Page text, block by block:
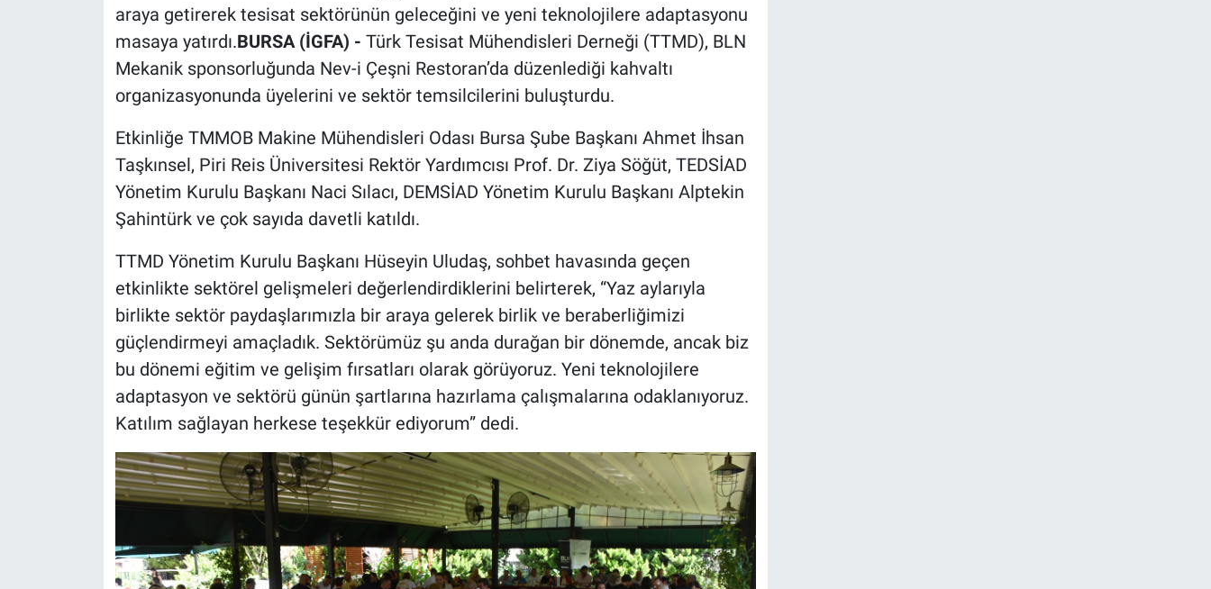
araya getirerek tesisat sektörünün geleceğini ve yeni teknolojilere adaptasyonu
masaya yatırdı.BURSA (İGFA) - Türk Tesisat Mühendisleri Derneği (TTMD), BLN
Mekanik sponsorluğunda Nev-i Çeşni Restoran’da düzenlediği kahvaltı
organizasyonunda üyelerini ve sektör temsilcilerini buluşturdu.
Etkinliğe TMMOB Makine Mühendisleri Odası Bursa Şube Başkanı Ahmet İhsan
Taşkınsel, Piri Reis Üniversitesi Rektör Yardımcısı Prof. Dr. Ziya Söğüt, TEDSİAD
Yönetim Kurulu Başkanı Naci Sılacı, DEMSİAD Yönetim Kurulu Başkanı Alptekin
Şahintürk ve çok sayıda davetli katıldı.
TTMD Yönetim Kurulu Başkanı Hüseyin Uludaş, sohbet havasında geçen
etkinlikte sektörel gelişmeleri değerlendirdiklerini belirterek, “Yaz aylarıyla
birlikte sektör paydaşlarımızla bir araya gelerek birlik ve beraberliğimizi
güçlendirmeyi amaçladık. Sektörümüz şu anda durağan bir dönemde, ancak biz
bu dönemi eğitim ve gelişim fırsatları olarak görüyoruz. Yeni teknolojilere
adaptasyon ve sektörü günün şartlarına hazırlama çalışmalarına odaklanıyoruz.
Katılım sağlayan herkese teşekkür ediyorum” dedi.